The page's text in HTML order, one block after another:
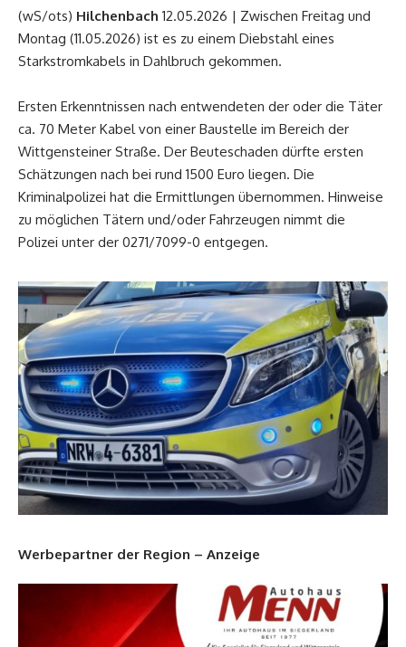
(wS/ots) Hilchenbach 12.05.2026 | Zwischen Freitag und
Montag (11.05.2026) ist es zu einem Diebstahl eines
Starkstromkabels in Dahlbruch gekommen.
Ersten Erkenntnissen nach entwendeten der oder die Täter
ca. 70 Meter Kabel von einer Baustelle im Bereich der
Wittgensteiner Straße. Der Beuteschaden dürfte ersten
Schätzungen nach bei rund 1500 Euro liegen. Die
Kriminalpolizei hat die Ermittlungen übernommen. Hinweise
zu möglichen Tätern und/oder Fahrzeugen nimmt die
Polizei unter der 0271/7099-0 entgegen.
Werbepartner der Region – Anzeige